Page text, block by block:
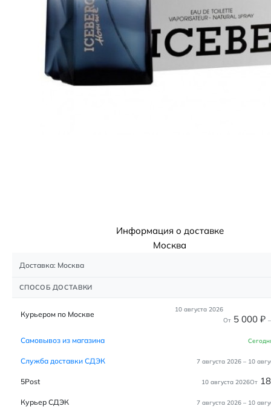
Информация о доставке
Москва
Доставка: Москва
СПОСОБ ДОСТАВКИ
Курьером по Москве 10 августа 2026
От 5 000 ₽ –
Самовывоз из магазина
Служба доставки СДЭК 7 августа 2026 – 10
5Post 10 августа 2026От
Курьер СДЭК 7 августа 2026 – 10